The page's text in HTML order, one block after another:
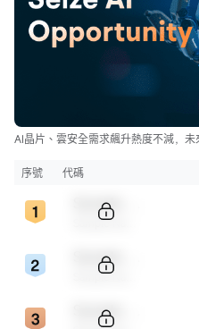
AI晶片、雲安全需求飆升熱度不減，
序號 代碼